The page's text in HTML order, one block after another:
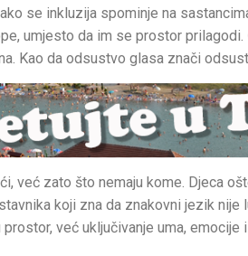
se inkluzija spominje na
umjesto da im se prostor
Kao da odsustvo glasa znači
već zato što nemaju kome. Djeca
koji zna da znakovni jezik
već uključivanje uma, emocije